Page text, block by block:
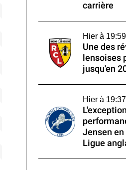
carrière
Hier à 19:59
Une des
lensoises
jusqu'en
Hier à 19:37
Jensen en
Ligue